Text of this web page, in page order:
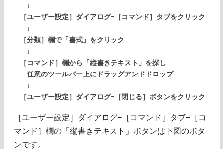
↓
［ユーザー設定］ダイアログ−［コマンド］タブをクリック
↓
［分類］欄で「書式」をクリック
↓
［コマンド］欄から「縦書きテキスト」を探し
任意のツールバー上にドラッグアンドドロップ
↓
［ユーザー設定］ダイアログ−［閉じる］ボタンをクリック
［ユーザー設定］ダイアログ−［コマンド］タブ−［コ
マンド］欄の「縦書きテキスト」ボタンは下図のボタ
ンです。